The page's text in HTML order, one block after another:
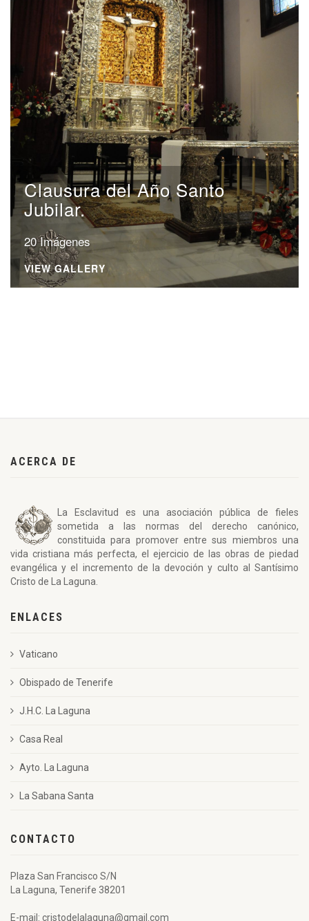
Clausura del Año Santo
Jubilar.
20 Imágenes
VIEW GALLERY
ACERCA DE
La Esclavitud es una asociación pública de fieles
sometida a las normas del derecho canónico,
constituida para promover entre sus miembros una
vida cristiana más perfecta, el ejercicio de las obras de piedad
evangélica y el incremento de la devoción y culto al Santísimo
Cristo de La Laguna.
ENLACES
Vaticano
Obispado de Tenerife
J.H.C. La Laguna
Casa Real
Ayto. La Laguna
La Sabana Santa
CONTACTO
Plaza San Francisco S/N
La Laguna, Tenerife 38201
E-mail: cristodelalaguna@gmail.com